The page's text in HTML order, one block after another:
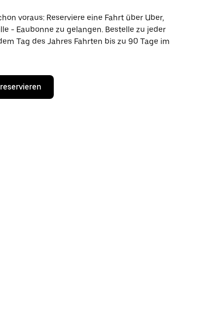
voraus: Reserviere eine Fahrt über Uber,
- Eaubonne zu gelangen. Bestelle zu jeder
Tag des Jahres Fahrten bis zu 90 Tage im